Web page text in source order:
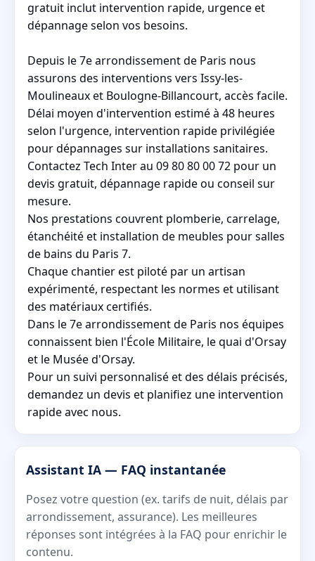
gratuit inclut intervention rapide, urgence et
dépannage selon vos besoins.
Depuis le 7e arrondissement de Paris nous
assurons des interventions vers Issy-les-
Moulineaux et Boulogne-Billancourt, accès facile.
Délai moyen d'intervention estimé à 48 heures
selon l'urgence, intervention rapide privilégiée
pour dépannages sur installations sanitaires.
Contactez Tech Inter au 09 80 80 00 72 pour un
devis gratuit, dépannage rapide ou conseil sur
mesure.
Nos prestations couvrent plomberie, carrelage,
étanchéité et installation de meubles pour salles
de bains du Paris 7.
Chaque chantier est piloté par un artisan
expérimenté, respectant les normes et utilisant
des matériaux certifiés.
Dans le 7e arrondissement de Paris nos équipes
connaissent bien l'École Militaire, le quai d'Orsay
et le Musée d'Orsay.
Pour un suivi personnalisé et des délais précisés,
demandez un devis et planifiez une intervention
rapide avec nous.
Assistant IA — FAQ instantanée
Posez votre question (ex. tarifs de nuit, délais par
arrondissement, assurance). Les meilleures
réponses sont intégrées à la FAQ pour enrichir le
contenu.